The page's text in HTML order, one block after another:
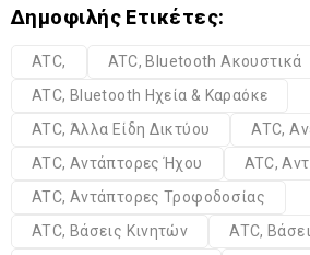
Δημοφιλής Ετικέτες:
ATC,
ATC, Bluetooth Ακουστικά
ATC, Bluetooth Ηχεία & Καραόκε
ATC, Άλλα Είδη Δικτύου
ATC,
ATC, Αντάπτορες Ήχου
ATC,
ATC, Αντάπτορες Τροφοδοσίας
ATC, Βάσεις Κινητών
ATC,